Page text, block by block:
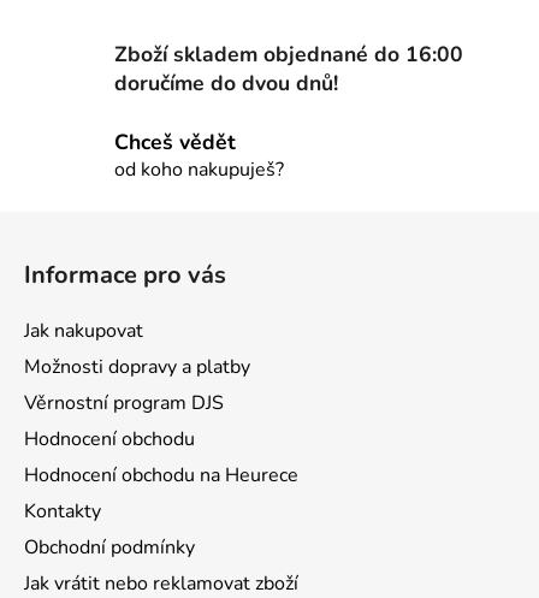
Zboží skladem objednané do 16:00
doručíme do dvou dnů!
Chceš vědět
od koho nakupuješ?
Informace pro vás
Jak nakupovat
Možnosti dopravy a platby
Věrnostní program DJS
Hodnocení obchodu
Hodnocení obchodu na Heurece
Kontakty
Obchodní podmínky
Jak vrátit nebo reklamovat zboží